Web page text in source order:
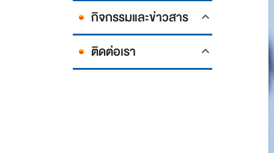
กิจกรรมและข่าวสาร
ติดต่อเรา